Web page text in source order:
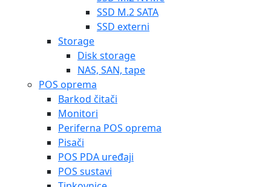
SSD M.2 SATA
SSD externi
Storage
Disk storage
NAS, SAN, tape
POS oprema
Barkod čitači
Monitori
Periferna POS oprema
Pisači
POS PDA uređaji
POS sustavi